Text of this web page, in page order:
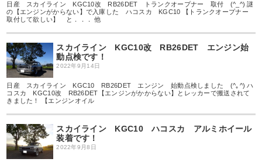
日産 スカイライン KGC10改 RB26DET トランクオープナー 取付 (^_^) 謎
の【エンジンがからない】で入庫した ハコスカ KGC10 【トランクオープナー
取付して欲しい】 と．．． 他
スカイライン KGC10改 RB26DET エンジン始
動点検です！
2022年9月14日
日産 スカイライン KGC10 RB26DET エンジン 始動点検しました (^｡^) ハ
コスカ KGC10改 RB26DET【エンジンがかからない】とレッカーで搬送されて
きました！ 【エンジンオイル
スカイライン KGC10 ハコスカ アルミホイール
装着です！
2022年9月8日